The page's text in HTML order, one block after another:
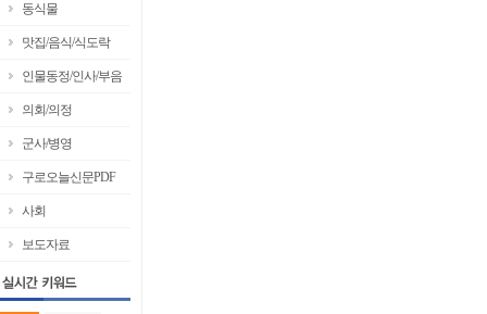
동식물
맛집/음식/식도락
인물동정/인사/부음
의회/의정
군사/병영
구로오늘신문PDF
사회
보도자료